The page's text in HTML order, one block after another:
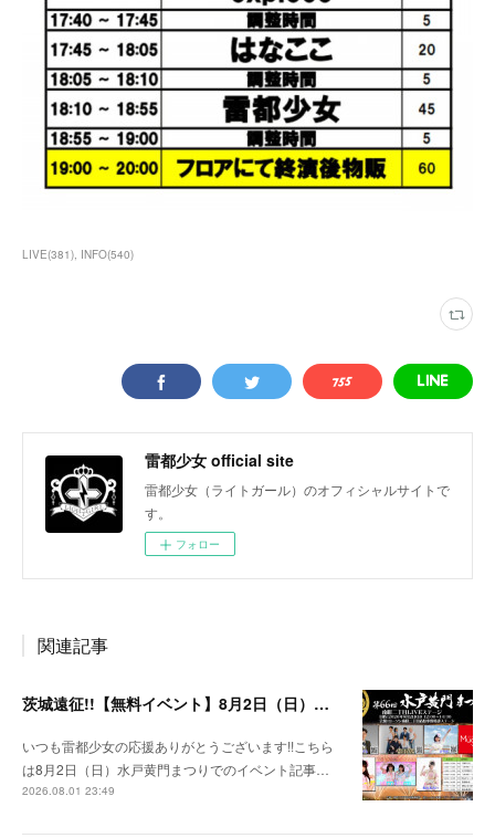
LIVE(381) INFO(540)
雷都少女 official site
雷都少女（ライトガール）のオフィシャルサイトで
す。
フォロー
関連記事
茨城遠征!!【無料イベント】8月2日（日）水戸黄門まつり
いつも雷都少女の応援ありがとうございます!!こちら
は8月2日（日）水戸黄門まつりでのイベント記事…
2026.08.01 23:49